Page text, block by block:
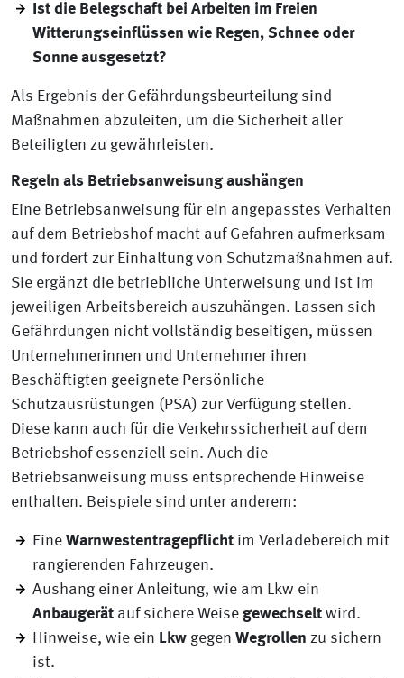
Ist die Belegschaft bei Arbeiten im Freien
Witterungseinflüssen wie Regen, Schnee oder
Sonne ausgesetzt?
Als Ergebnis der Gefährdungsbeurteilung sind
Maßnahmen abzuleiten, um die Sicherheit aller
Beteiligten zu gewährleisten.
Regeln als Betriebsanweisung aushängen
Eine Betriebsanweisung für ein angepasstes Verhalten
auf dem Betriebshof macht auf Gefahren aufmerksam
und fordert zur Einhaltung von Schutzmaßnahmen auf.
Sie ergänzt die betriebliche Unterweisung und ist im
jeweiligen Arbeitsbereich auszuhängen. Lassen sich
Gefährdungen nicht vollständig beseitigen, müssen
Unternehmerinnen und Unternehmer ihren
Beschäftigten geeignete Persönliche
Schutzausrüstungen (PSA) zur Verfügung stellen.
Diese kann auch für die Verkehrssicherheit auf dem
Betriebshof essenziell sein. Auch die
Betriebsanweisung muss entsprechende Hinweise
enthalten. Beispiele sind unter anderem:
Eine Warnwestentragepflichtim Verladebereich mit
rangierenden Fahrzeugen.
Aushang einer Anleitung, wie am Lkw ein
Anbaugerät auf sichere Weise gewechselt wird.
Hinweise, wie ein Lkwgegen Wegrollen zu sichern
ist.